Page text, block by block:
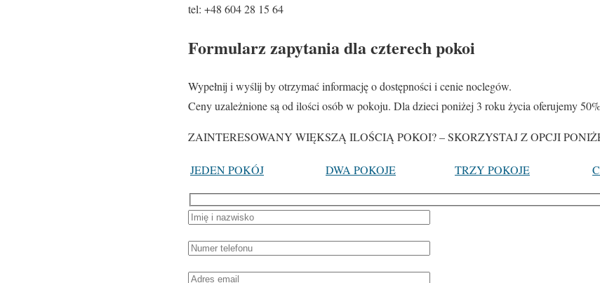
tel: +48 604 28 15 64
Formularz zapytania dla czterech pokoi
Wypełnij i wyślij by otrzymać informację o dostępności i cenie noclegów.
Ceny uzależnione są od ilości osób w pokoju. Dla dzieci poniżej 3 roku życia oferujemy
ZAINTERESOWANY WIĘKSZĄ ILOŚCIĄ POKOI? – SKORZYSTAJ Z OPCJI
JEDEN POKÓJ DWA POKOJE TRZY POKOJE